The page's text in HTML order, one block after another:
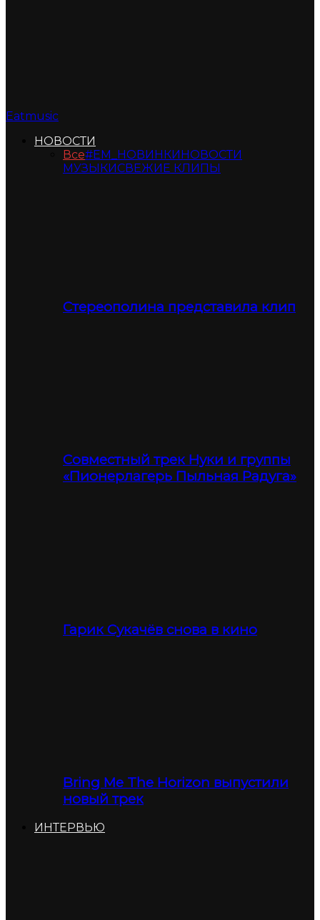
Eatmusic
НОВОСТИ
Все#ЕМ_НОВИНКИНОВОСТИ
МУЗЫКИСВЕЖИЕ КЛИПЫ
Стереополина представила клип
Совместный трек Нуки и группы
«Пионерлагерь Пыльная Радуга»
Гарик Сукачёв снова в кино
Bring Me The Horizon выпустили
новый трек
ИНТЕРВЬЮ